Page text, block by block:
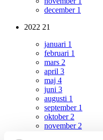
december 1
2022 21
januari 1
februari 1
mars 2
april 3
maj 4
juni 3
augusti 1
september 1
oktober2
november2